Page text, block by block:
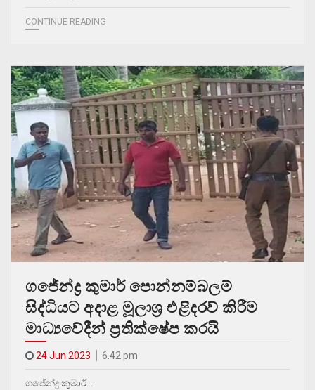
CONTINUE READING
ගජේන්ද්‍ර කුමාර් පොන්නම්බලම්
සිද්ධියට අදාළ මූලාශ්‍ර එළිදරව් කිරීම
මාධ්‍යවේදීන් ප්‍රතික්ෂේප කරයි
24 Jun 2023 6.42 pm
ගජේන්ද්‍ර කුමාර්…